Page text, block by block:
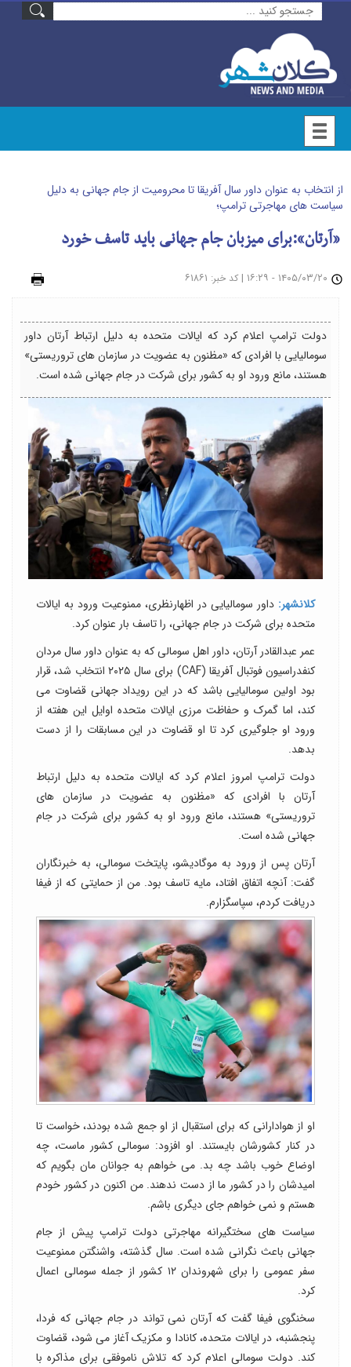
از انتخاب به عنوان داور سال آفریقا تا محرومیت از جام جهانی به دلیل
سیاست های مهاجرتی ترامپ؛
«آرتان»:برای میزبان جام جهانی باید تاسف خورد
| کد خبر: ۶۱۸۶۱
دولت ترامپ اعلام کرد که ایالات متحده به دلیل ارتباط آرتان داور
سومالیایی با افرادی که «مظنون به عضویت در سازمان های تروریستی»
هستند، مانع ورود او به کشور برای شرکت در جام جهانی شده است.
کلانشهر: داور سومالیایی در اظهارنظری، ممنوعیت ورود به ایالات
متحده برای شرکت در جام جهانی، را تاسف بار عنوان کرد.
عمر عبدالقادر آرتان، داور اهل سومالی که به عنوان داور سال مردان
کنفدراسیون فوتبال آفریقا (CAF) برای سال ۲۰۲۵ انتخاب شد، قرار
بود اولین سومالیایی باشد که در این رویداد جهانی قضاوت می
کند، اما گمرک و حفاظت مرزی ایالات متحده اوایل این هفته از
ورود او جلوگیری کرد تا او قضاوت در این مسابقات را از دست
بدهد.
دولت ترامپ امروز اعلام کرد که ایالات متحده به دلیل ارتباط
آرتان با افرادی که «مظنون به عضویت در سازمان های
تروریستی» هستند، مانع ورود او به کشور برای شرکت در جام
جهانی شده است.
آرتان پس از ورود به موگادیشو، پایتخت سومالی، به خبرنگاران
گفت: آنچه اتفاق افتاد، مایه تاسف بود. من از حمایتی که از فیفا
دریافت کردم، سپاسگزارم.
او از هوادارانی که برای استقبال از او جمع شده بودند، خواست تا
در کنار کشورشان بایستند. او افزود: سومالی کشور ماست، چه
اوضاع خوب باشد چه بد. می خواهم به جوانان مان بگویم که
امیدشان را در کشور ما از دست ندهند. من اکنون در کشور خودم
هستم و نمی خواهم جای دیگری باشم.
سیاست های سختگیرانه مهاجرتی دولت ترامپ پیش از جام
جهانی باعث نگرانی شده است. سال گذشته، واشنگتن ممنوعیت
سفر عمومی را برای شهروندان ۱۲ کشور از جمله سومالی اعمال
کرد.
سخنگوی فیفا گفت که آرتان نمی تواند در جام جهانی که فردا،
پنجشنبه، در ایالات متحده، کانادا و مکزیک آغاز می شود، قضاوت
کند. دولت سومالی اعلام کرد که تلاش ناموفقی برای مذاکره با